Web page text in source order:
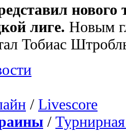
нового
лиге. Новым
Тобиас
/ Livescore
/